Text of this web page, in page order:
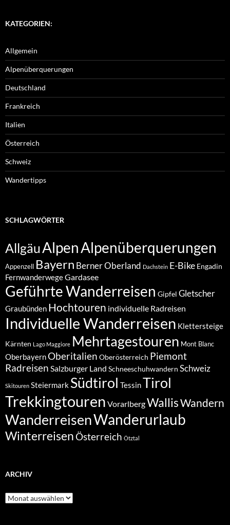
KATEGORIEN:
Allgemein
Alpenüberquerungen
Deutschland
Frankreich
Italien
Österreich
Schweiz
Wandertipps
SCHLAGWÖRTER
AllgäuAlpenAlpenüberquerungen
Appenzell Bayern Berner Oberland Dachstein E-Bike Engadin
FernwanderwegeGardasee
Geführte Wanderreisen Gipfel Gletscher
Graubünden Hochtouren individuelle Radreisen
Individuelle Wanderreisen Klettersteige
Kärnten Lago Maggiore Mehrtagestouren Mont Blanc
Oberbayern Oberitalien Oberösterreich Piemont
Radreisen Salzburger Land Schneeschuhwandern Schweiz
Skitouren Steiermark Südtirol TessinTirol
Trekkingtouren VorarlbergWallisWandern
WanderreisenWanderurlaub
Winterreisen Österreich Ötztal
ARCHIV
Archiv